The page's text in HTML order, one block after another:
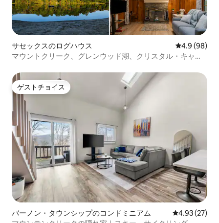
サセックスのログハウス レビュー98
4.9 (98)
マウントクリーク、グレンウッド湖、クリスタル・キャビ
ゲストチョイス
ゲストチョイス
バーノン・タウンシップのコンドミニアム レビュー27
4.93 (27)